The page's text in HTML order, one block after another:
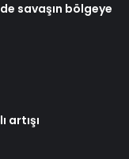
savaşın bölgeye
artışı